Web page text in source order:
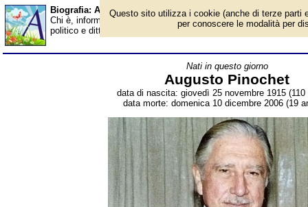
Biografia: Augusto Pinochet - Almanacco
Chi è, informazioni, foto, qual è la data di nascita, dove è nato,
politico e dittatore cileno. Breve biografia. Voce dell'Almanacco.
Nati in questo giorno
Augusto Pinochet
data di nascita: giovedì 25 novembre 1915 (110
data morte: domenica 10 dicembre 2006 (19
Questo sito utilizza i cookie (anche di terze parti
per conoscere le modalità per